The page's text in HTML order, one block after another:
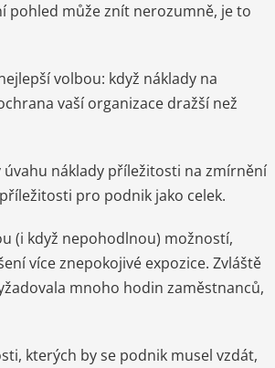
pohled může znít nerozumně, je to
volbou: když náklady na
vaší organizace dražší než
úvahu náklady příležitosti na zmírnění
pro podnik jako celek.
(i když nepohodlnou) možností,
více znepokojivé expozice. Zvláště
mnoho hodin zaměstnanců,
kterých by se podnik musel vzdát,